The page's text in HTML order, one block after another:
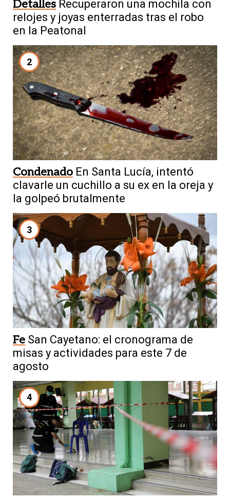
Detalles Recuperaron una mochila con
relojes y joyas enterradas tras el robo
en la Peatonal
2
Condenado En Santa Lucía, intentó
clavarle un cuchillo a su ex en la oreja y
la golpeó brutalmente
3
Fe San Cayetano: el cronograma de
misas y actividades para este 7 de
agosto
4